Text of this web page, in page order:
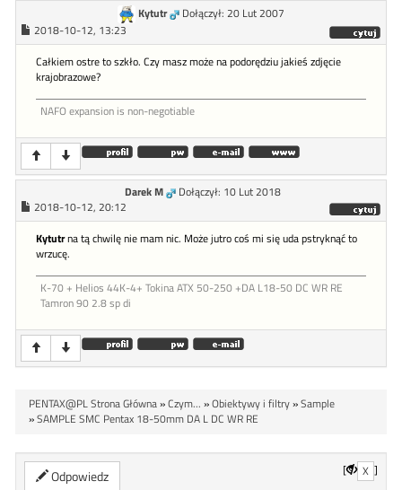
Kytutr
Dołączył: 20 Lut 2007
2018-10-12, 13:23
Całkiem ostre to szkło. Czy masz może na podorędziu jakieś zdjęcie
krajobrazowe?
NAFO expansion is non-negotiable
Darek M
Dołączył: 10 Lut 2018
2018-10-12, 20:12
Kytutrna tą chwilę nie mam nic. Może jutro coś mi się uda pstryknąć to
wrzucę.
K-70 + Helios 44K-4+ Tokina ATX 50-250 +DA L18-50 DC WR RE
Tamron 90 2.8 sp di
PENTAX@PL Strona Główna»Czym... »Obiektywy i filtry»Sample
»SAMPLE SMC Pentax 18-50mm DA L DC WR RE
Odpowiedz [ X ]